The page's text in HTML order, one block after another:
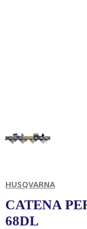
HUSQVARNA
CATENA
68DL